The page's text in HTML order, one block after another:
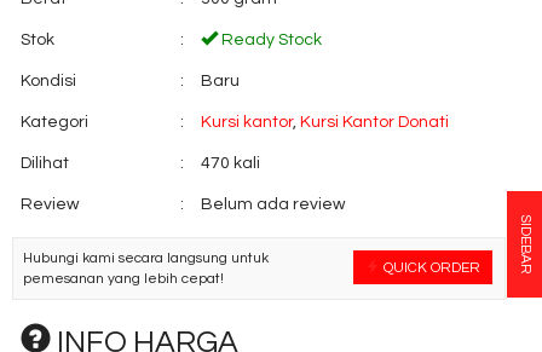
Stok : Ready Stock
Kondisi : Baru
Kategori : Kursi kantor, Kursi Kantor Donati
Dilihat : 470 kali
Review : Belum ada review
QUICK ORDER
Hubungi kami secara langsung untuk
pemesanan yang lebih cepat!
INFO HARGA
SIDEBAR